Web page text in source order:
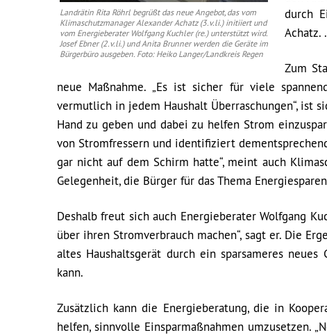
Landrätin Rita Röhrl begrüßt das neue Angebot, das vom
Klimaschutzmanager Alexander Achatz (3.v.li.) initiiert und
vom Energieberater Wolfgang Kuchler (re.) unterstützt wird.
Josef Ebner (2.v.li.) und Anita Brunner werden die Geräte im
Bürgerbüro ausgeben. Foto: Heiko Langer/Landkreis Regen
durch
Achatz. .
Zum
neue Maßnahme. „Es ist sicher für viele
vermutlich in jedem Haushalt Überraschungen“, ist
Hand zu geben und dabei zu helfen Strom
von Stromfressern und identifiziert
gar nicht auf dem Schirm hatte“, meint auch
Gelegenheit, die Bürger für das Thema
Deshalb freut sich auch Energieberater Wolfgang
über ihren Stromverbrauch machen“, sagt er. Die
altes Haushaltsgerät durch ein sparsameres
kann.
Zusätzlich kann die Energieberatung, die in
helfen, sinnvolle Einsparmaßnahmen umzusetzen.